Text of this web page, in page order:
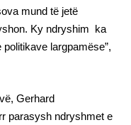
mund të jetë
Ky ndryshim ka
largpamëse”,
Gerhard
parasysh ndryshmet e